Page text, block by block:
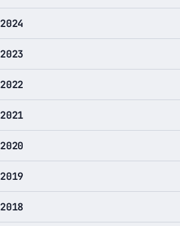
2024
2023
2022
2021
2020
2019
2018